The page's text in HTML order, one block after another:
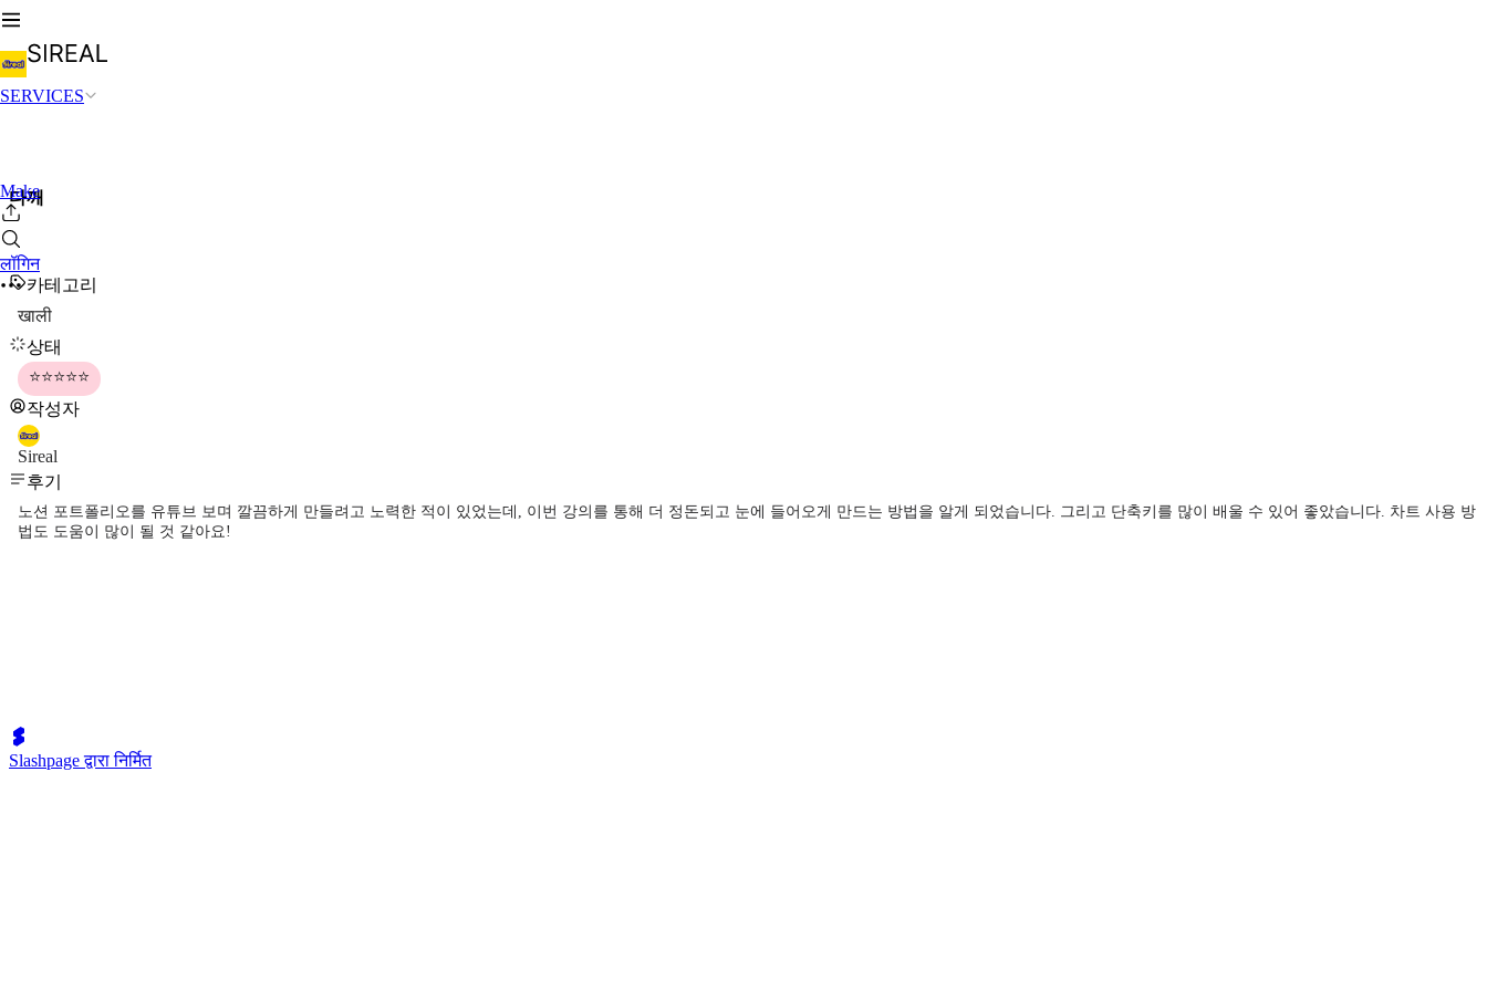
SERVICES
Make
लॉगिन
다깨
카테고리
खाली
상태
⭐⭐⭐⭐⭐
작성자
Sireal
후기
노션 포트폴리오를 유튜브 보며 깔끔하게 만들려고 노력한 적이 있었는데, 이번 강의를 통해 더 정돈되고 눈에 들어오게 만드는 방법을 알게 되었습니다. 그리고 단축키를 많이 배울 수 있어 좋았습니다. 차트 사용 방
법도 도움이 많이 될 것 같아요!
Slashpage द्वारा निर्मित